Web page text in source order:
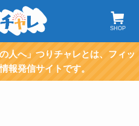
SHOP
人へ」つりチャレとは、フィッ
報発信サイトです。